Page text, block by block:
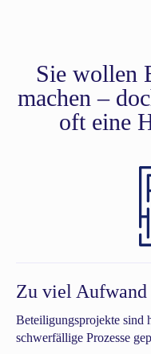
Sie wollen
machen –
oft eine
Zu viel Aufwand
Beteiligungsprojekte sind
schwerfällige Prozesse